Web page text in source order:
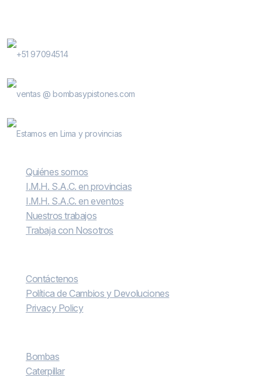
+51 97094514
ventas @ bombasypistones.com
Estamos en Lima y provincias
Quiénes somos
I.M.H. S.A.C. en provincias
I.M.H. S.A.C. en eventos
Nuestros trabajos
Trabaja con Nosotros
Contáctenos
Política de Cambios y Devoluciones
Privacy Policy
Bombas
Caterpillar